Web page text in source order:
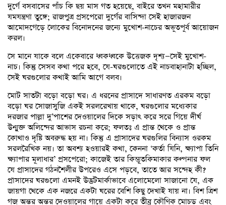
দুর্গে বসবাসের পাঁচ কি ছয় মাস গত হয়েছে, বাইরে তখন মহামারীর
যমযন্ত্রণা তুঙ্গে; রাজপুত্র প্রসপেরো দুর্গের বাসিন্দা সেই হাজারজন
আমোদগেড়ে লোকের বিনোদনের জন্যে মুখোশ-নাচের অভূতপূর্ব আয়োজন
করল।
সে মানে যাকে বলে একেবারে ধ্বকধ্বকে উত্তেজক দৃশ্য—সেই মুখোশ-
নাচ। কিন্তু সেসব কথা পরে হবে, যে-ঘরগুলোতে এই নাচবাহানাটা হচ্ছিল,
সেই ঘরগুলোর কথাই আমি আগে বলব।
মোট সাতটা বড়ো বড়ো ঘর। এ ধরনের প্রাসাদে সাধারণত এরকম বড়ো
বড়ো ঘর সোজাসুজি একই সরলরেখায় থাকে, ঘরগুলোর মধ্যেকার
দরজার পাল্লা দু’পাশের দেওয়ালের দিকে সড়াৎ করে সরে গিয়ে দীর্ঘ
উন্মুক্ত অলিন্দের আভাস রচনা করে; ফলতঃ এ প্রান্ত থেকে ও প্রান্ত
কোথাও দৃষ্টি অবরুদ্ধ হয় না। কিন্তু এ প্রাসাদের ঘরগুলির বিন্যাস ওরকম
সরলরৈখিক নয়। তা অবশ্য হওয়ারই কথা, কেননা ‘কর্তা যিনি, ক্ষ্যাপা তিনি
ক্ষ্যাপার মূলাধার’ প্রসপেরো; কাজেই তার কিম্ভূতকিমাকার কল্পনার ফল
যে প্রাসাদের গঠনশৈলীর উপরেও এসে পড়বে, তাতে আর সন্দেহ কী?
প্রাসাদের ঘরগুলো এমনই উদ্ভটমার্কাভাবে এলোমেলো সাজানো যে, এক
জায়গা থেকে এক নজরে একটা ঘরের বেশি কিছু দেখাই যায় না। বিশ ত্রিশ
গজ অন্তর অন্তর দেওয়ালের গায়ে একটা করে তীব্র কৌণিক মোচড় এবং